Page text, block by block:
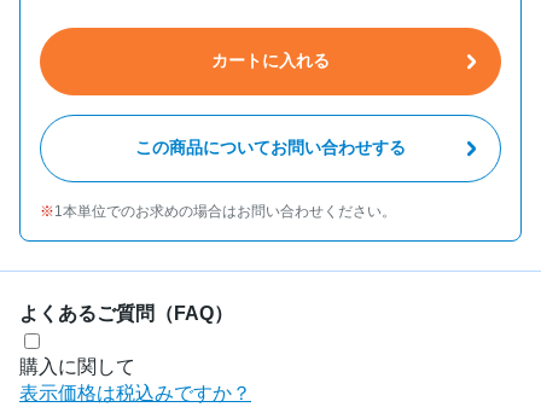
カートに入れる
この商品についてお問い合わせする
1本単位でのお求めの場合はお問い合わせください。
よくあるご質問（FAQ）
購入に関して
表示価格は税込みですか？